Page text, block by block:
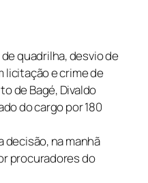
quadrilha, desvio de
licitação e crime de
de Bagé, Divaldo
do cargo por 180
na manhã
procuradores do